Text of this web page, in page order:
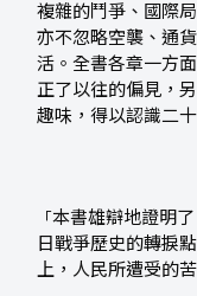
複雜的鬥爭、國際
亦不忽略空襲、通
活。全書各章一方
正了以往的偏見，
趣味，得以認識二
「 本書雄辯地證明
日戰爭歷史的轉捩
上，人民所遭受的